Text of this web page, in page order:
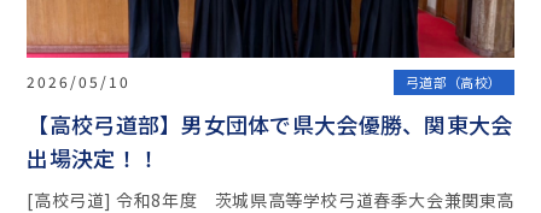
2026/05/10 弓道部（高校）
【高校弓道部】男女団体で県大会優勝、関東大会
出場決定！！
[高校弓道] 令和8年度 茨城県高等学校弓道春季大会兼関東高